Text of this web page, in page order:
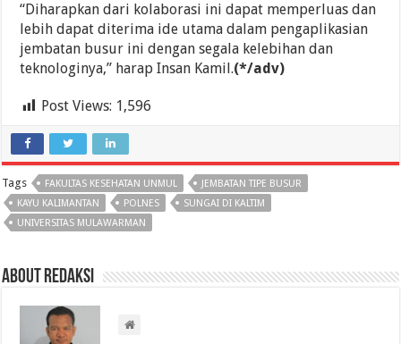
“Diharapkan dari kolaborasi ini dapat memperluas dan
lebih dapat diterima ide utama dalam pengaplikasian
jembatan busur ini dengan segala kelebihan dan
teknologinya,” harap Insan Kamil.(*/adv)
Post Views: 1,596
Tags FAKULTAS KESEHATAN UNMUL
JEMBATAN TIPE BUSUR
KAYU KALIMANTAN
POLNES
SUNGAI DI KALTIM
UNIVERSITAS MULAWARMAN
About Redaksi